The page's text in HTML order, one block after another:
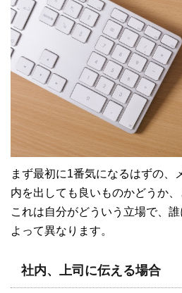
まず最初に1番気になるはずの、
内を出しても良いものかどうか、
これは自分がどういう立場で、
よって異なります。
社内、上司に伝える場合